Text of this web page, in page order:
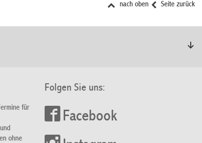
Seite zurück
nach oben
für
ohne
Folgen Sie uns:
Facebook